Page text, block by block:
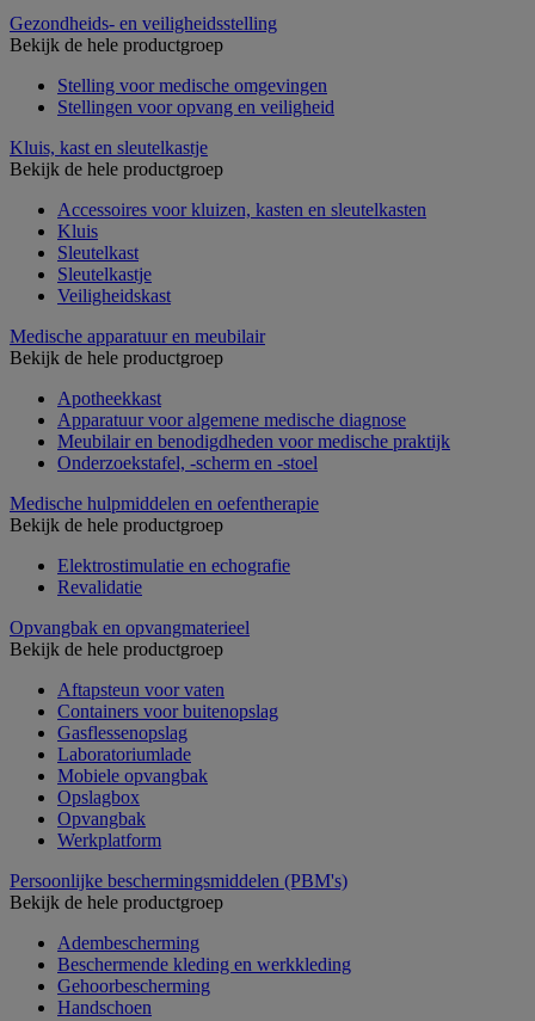
Gezondheids- en veiligheidsstelling
Bekijk de hele productgroep
Stelling voor medische omgevingen
Stellingen voor opvang en veiligheid
Kluis, kast en sleutelkastje
Bekijk de hele productgroep
Accessoires voor kluizen, kasten en sleutelkasten
Kluis
Sleutelkast
Sleutelkastje
Veiligheidskast
Medische apparatuur en meubilair
Bekijk de hele productgroep
Apotheekkast
Apparatuur voor algemene medische diagnose
Meubilair en benodigdheden voor medische praktijk
Onderzoekstafel, -scherm en -stoel
Medische hulpmiddelen en oefentherapie
Bekijk de hele productgroep
Elektrostimulatie en echografie
Revalidatie
Opvangbak en opvangmaterieel
Bekijk de hele productgroep
Aftapsteun voor vaten
Containers voor buitenopslag
Gasflessenopslag
Laboratoriumlade
Mobiele opvangbak
Opslagbox
Opvangbak
Werkplatform
Persoonlijke beschermingsmiddelen (PBM's)
Bekijk de hele productgroep
Adembescherming
Beschermende kleding en werkkleding
Gehoorbescherming
Handschoen